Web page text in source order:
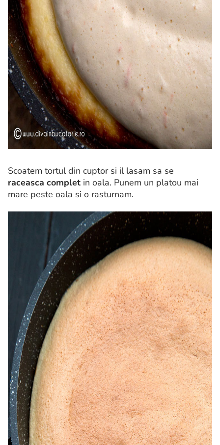
Scoatem tortul din cuptor si il lasam sa se
raceasca complet in oala. Punem un platou mai
mare peste oala si o rasturnam.